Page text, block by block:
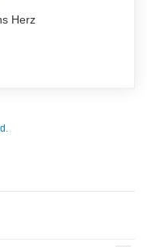
Herz